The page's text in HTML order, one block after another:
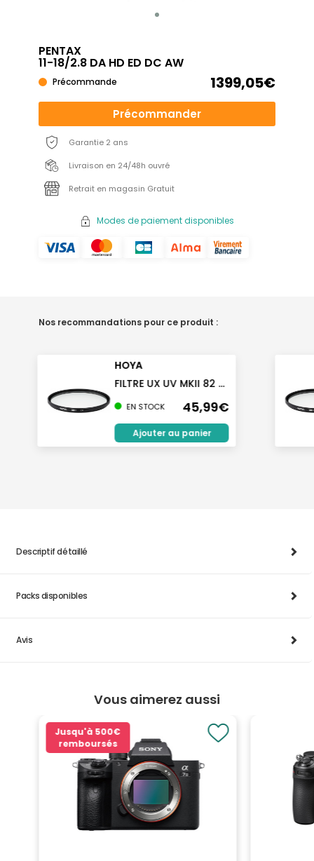
PENTAX
11-18/2.8 DA HD ED DC AW
Précommande 1399,05€
Précommander
Garantie 2 ans
Livraison en 24/48h ouvré
Retrait en magasin Gratuit
Modes de paiement disponibles
Nos recommandations pour ce produit :
HOYA
FILTRE UX UV MKII 82 ...
45,99€
EN STOCK
Ajouter au panier
Descriptif détaillé
Packs disponibles
Avis
Vous aimerez aussi
Jusqu'à 500€
remboursés